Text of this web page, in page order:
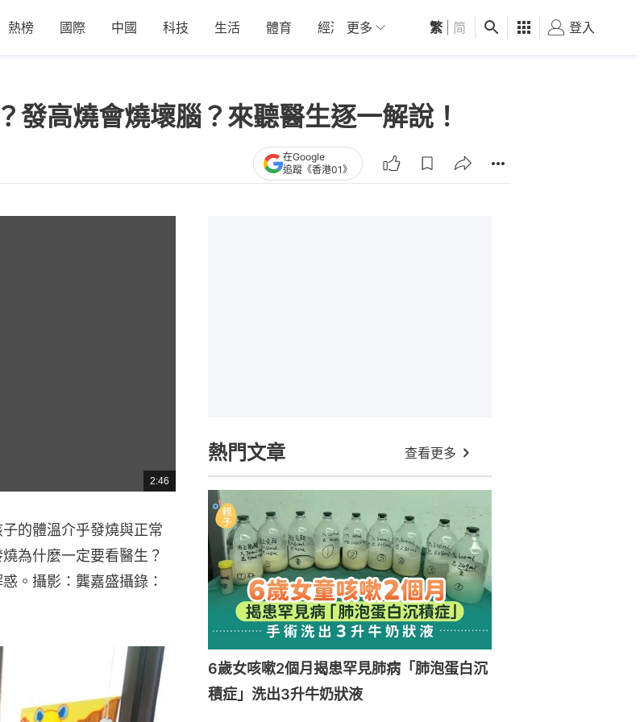
熱榜 國際 中國 科技 生活 體育 經濟 01深圳 觀點 健康 好食玩飛
更多 繁 简 登入
發高燒會燒壞腦？來聽醫生逐一解說！
在Google
追蹤《香港01》
總
共
2:46
的體溫介乎發燒與正常
為什麼一定要看醫生？
。攝影：龔嘉盛攝錄：
熱門文章 查看更多
6歲女咳嗽2個月揭患罕見肺病「肺泡蛋白沉
積症」洗出3升牛奶狀液